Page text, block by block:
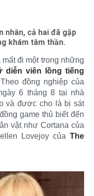
nhân, cả hai đã gặp
khám tâm thần.
đi một trong những
diễn viên lồng tiếng
đồng nghiệp của
6 tháng 8 tại nhà
và được cho là bị sát
game thủ biết đến
vật như Cortana của
Lovejoy củaThe